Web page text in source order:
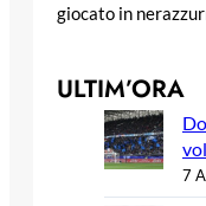
giocato in
ULTIM’ORA
7